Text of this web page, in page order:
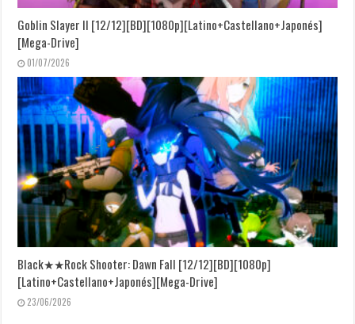
Goblin Slayer II [12/12][BD][1080p][Latino+Castellano+Japonés]
[Mega-Drive]
01/07/2026
Black★★Rock Shooter: Dawn Fall [12/12][BD][1080p]
[Latino+Castellano+Japonés][Mega-Drive]
23/06/2026